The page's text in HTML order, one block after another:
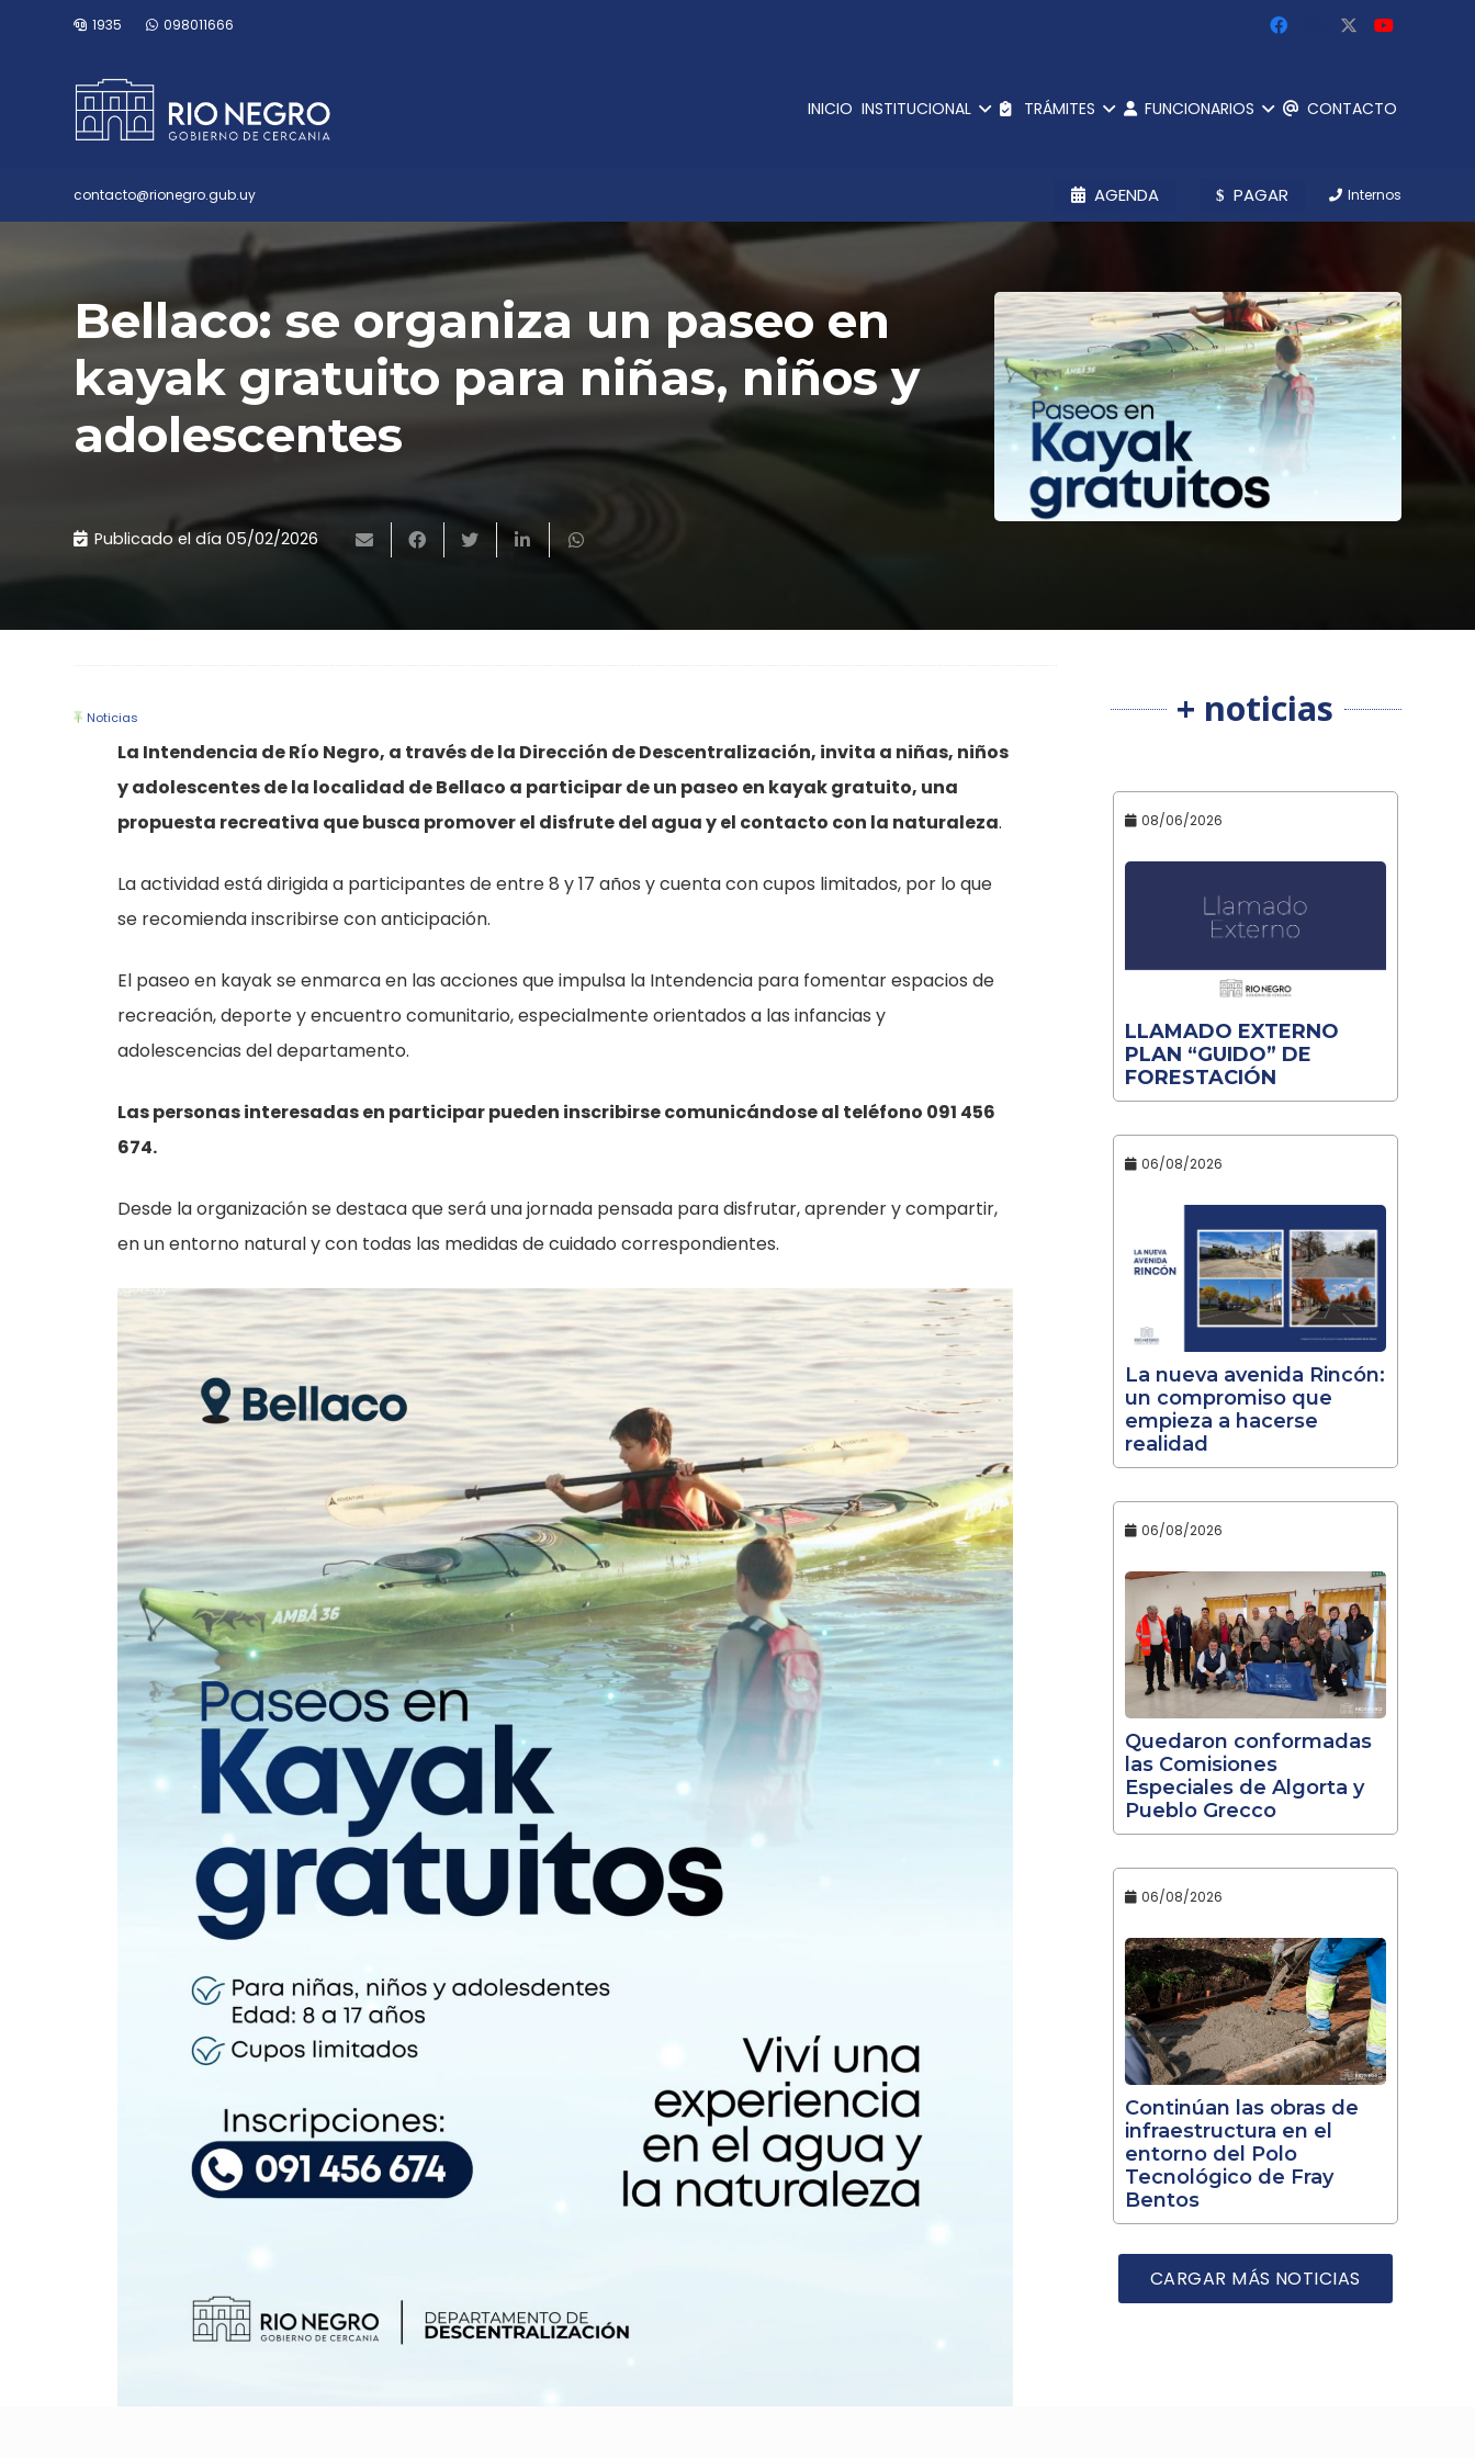
1935 098011666
INICIO INSTITUCIONAL TRÁMITES FUNCIONARIOS CONTACTO
contacto@rionegro.gub.uy AGENDA PAGAR Internos
Bellaco: se organiza un paseo en
kayak gratuito para niñas, niños y
adolescentes
Publicado el día 05/02/2026
Noticias
La Intendencia de Río Negro, a través de la Dirección de Descentralización, invita a niñas, niños
y adolescentes de la localidad de Bellaco a participar de un paseo en kayak gratuito, una
propuesta recreativa que busca promover el disfrute del agua y el contacto con la naturaleza.
La actividad está dirigida a participantes de entre 8 y 17 años y cuenta con cupos limitados, por lo que
se recomienda inscribirse con anticipación.
El paseo en kayak se enmarca en las acciones que impulsa la Intendencia para fomentar espacios de
recreación, deporte y encuentro comunitario, especialmente orientados a las infancias y
adolescencias del departamento.
Las personas interesadas en participar pueden inscribirse comunicándose al teléfono 091 456
674.
Desde la organización se destaca que será una jornada pensada para disfrutar, aprender y compartir,
en un entorno natural y con todas las medidas de cuidado correspondientes.
+ noticias
08/06/2026
LLAMADO EXTERNO
PLAN “GUIDO” DE
FORESTACIÓN
06/08/2026
La nueva avenida Rincón:
un compromiso que
empieza a hacerse
realidad
06/08/2026
Quedaron conformadas
las Comisiones
Especiales de Algorta y
Pueblo Grecco
06/08/2026
Continúan las obras de
infraestructura en el
entorno del Polo
Tecnológico de Fray
Bentos
CARGAR MÁS NOTICIAS